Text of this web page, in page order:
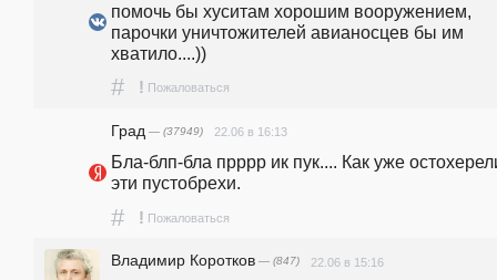
помочь бы хуситам хорошим вооружением,
парочки уничтожителей авианосцев бы им
хватило....))
# ! Пожаловаться
Град — (37949) 22.06 в 16:13
Бла-блп-бла прррр ик пук.... Как уже
эти пустобрехи.
# ! Пожаловаться
Владимир Коротков — (847) 22.06 в 15:16